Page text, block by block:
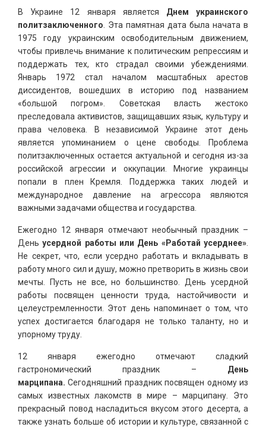
В Украине 12 января является Днем украинского
политзаключенного . Эта памятная дата была начата в
1975 году украинским освободительным движением,
чтобы привлечь внимание к политическим репрессиям и
поддержать тех, кто страдал своими убеждениями.
Январь 1972 стал началом масштабных арестов
диссидентов, вошедших в историю под названием
«большой погром». Советская власть жестоко
преследовала активистов, защищавших язык, культуру и
права человека. В независимой Украине этот день
является упоминанием о цене свободы. Проблема
политзаключенных остается актуальной и сегодня из-за
российской агрессии и оккупации. Многие украинцы
попали в плен Кремля. Поддержка таких людей и
международное давление на агрессора являются
важными задачами общества и государства.
Ежегодно 12 января отмечают необычный праздник –
Деньусердной работы или День «Работай усерднее»
Не секрет, что, если усердно работать и вкладывать в
работу много сил и душу, можно претворить в жизнь свои
мечты. Пусть не все, но большинство. День усердной
работы посвящен ценности труда, настойчивости и
целеустремленности. Этот день напоминает о том, что
успех достигается благодаря не только таланту, но и
упорному труду.
12 января ежегодно отмечают сладкий
гастрономический праздник – День
марципана. Сегодняшний праздник посвящен одному из
самых известных лакомств в мире – марципану. Это
прекрасный повод насладиться вкусом этого десерта, а
также узнать больше об истории и культуре, связанной с